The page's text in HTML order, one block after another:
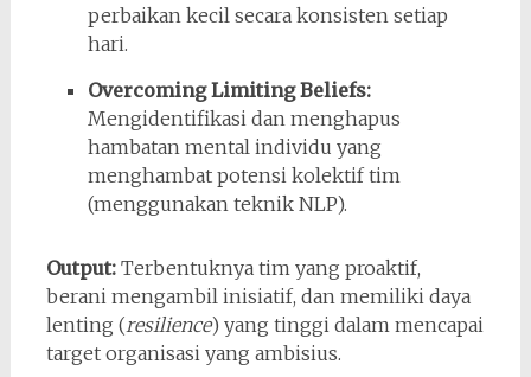
perbaikan kecil secara konsisten setiap
hari.
Overcoming Limiting Beliefs:
Mengidentifikasi dan menghapus
hambatan mental individu yang
menghambat potensi kolektif tim
(menggunakan teknik NLP).
Output:Terbentuknya tim yang proaktif,
berani mengambil inisiatif, dan memiliki daya
lenting (resilience) yang tinggi dalam mencapai
target organisasi yang ambisius.